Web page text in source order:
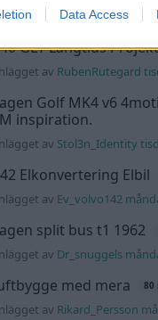
Data Access
av Ev_volvo142 för
GLT Långtids
av RubenRutegard
Golf MK4 v6
inspiration.
av Stol3n_Identity
Elkonvertering Elbil
av Ev_volvo142
split bus t1 1962
av Dr_snuggels
med mera 80
av Rikard_Persson